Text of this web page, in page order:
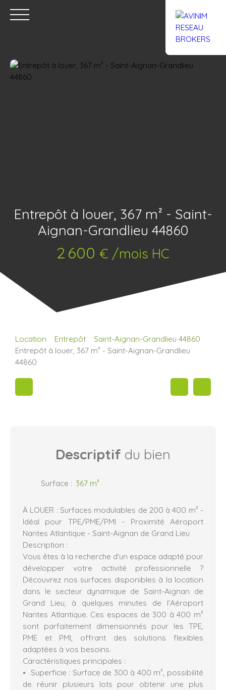
Entrepôt à louer, 367 m² - Saint-
Aignan-Grandlieu 44860
2 600 € /mois HC
Location Entrepôt
Saint-Aignan-Grandlieu 44860
Entrepôt à louer, 367 m² - Saint-Aignan-Grandlieu
44860
Descriptif du bien
Surface : 367 m²
À LOUER : Surfaces modulables de 200 à 400 m² -
Idéal pour TPE/PME/PMI - Proximité Aéroport
Nantes Atlantique - Saint-Aignan de Grand Lieu
Description :
Vous êtes à la recherche d'un espace adapté pour
développer votre activité professionnelle ?
Découvrez nos surfaces disponibles à la location
dans le secteur dynamique de Saint-Aignan de
Grand Lieu, à quelques minutes de l'Aéroport
Nantes Atlantique. Ces espaces de 300 à 400 m²
sont parfaitement dimensionnés pour les TPE,
PME et PMI, offrant des solutions flexibles
adaptées à vos besoins.
Caractéristiques principales :
Superficie : Surface de 300 à 400 m², possibilité
de réunir plusieurs lots pour obtenir une plus